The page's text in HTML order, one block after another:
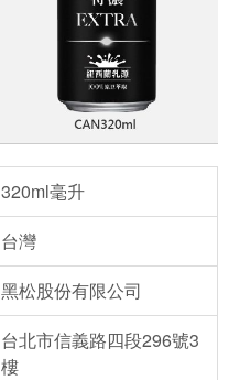
320ml毫升
台灣
黑松股份有限公司
台北市信義路四段296號3
樓